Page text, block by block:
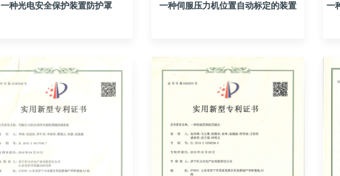
一种光电安全保护装置防护罩 一种伺服压力机位置自动标定的装置
一